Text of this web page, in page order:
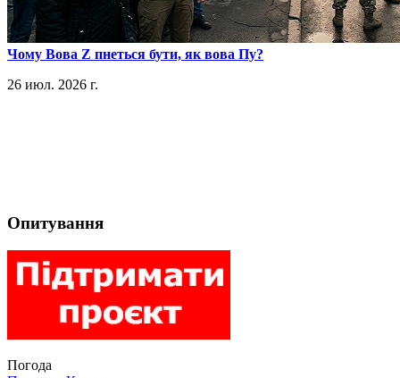
​Чому Вова Z пнеться бути, як вова Пу?
26 июл. 2026 г.
Опитування
Погода